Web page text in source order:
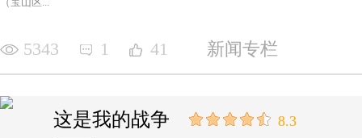
5343 1 41 新闻专栏
这是我的战争 8.3